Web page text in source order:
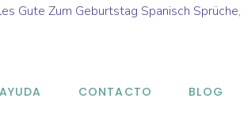
Gute Zum Geburtstag Spanisch Sprüche,
CONTACTO BLOG